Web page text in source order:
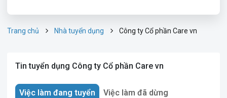
Trang chủ Nhà tuyển dụng Công ty Cổ phần Care vn
Tin tuyển dụng Công ty Cổ phần Care vn
Việc làm đang tuyển Việc làm đã dừng